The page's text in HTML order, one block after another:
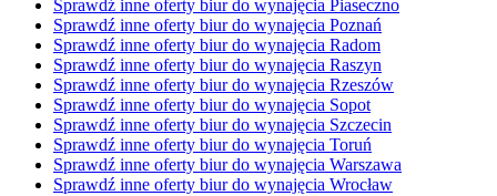
Sprawdź inne oferty biur do wynajęcia Piaseczno
Sprawdź inne oferty biur do wynajęcia Poznań
Sprawdź inne oferty biur do wynajęcia Radom
Sprawdź inne oferty biur do wynajęcia Raszyn
Sprawdź inne oferty biur do wynajęcia Rzeszów
Sprawdź inne oferty biur do wynajęcia Sopot
Sprawdź inne oferty biur do wynajęcia Szczecin
Sprawdź inne oferty biur do wynajęcia Toruń
Sprawdź inne oferty biur do wynajęcia Warszawa
Sprawdź inne oferty biur do wynajęcia Wrocław